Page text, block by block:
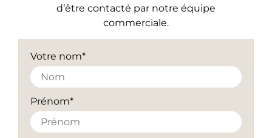
d’être contacté par notre équipe
commerciale.
Votre nom*
Prénom*